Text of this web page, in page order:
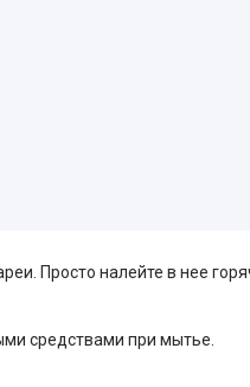
Просто налейте в нее
средствами при мытье.